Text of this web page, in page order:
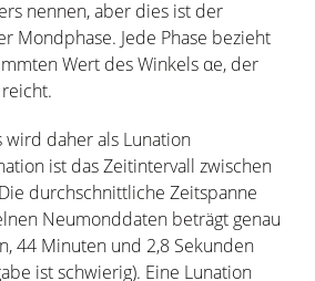
nennen, aber dies ist der
Mondphase. Jede Phase bezieht
Wert des Winkels αe, der
wird daher als Lunation
ist das Zeitintervall zwischen
durchschnittliche Zeitspanne
Neumonddaten beträgt genau
44 Minuten und 2,8 Sekunden
ist schwierig). Eine Lunation